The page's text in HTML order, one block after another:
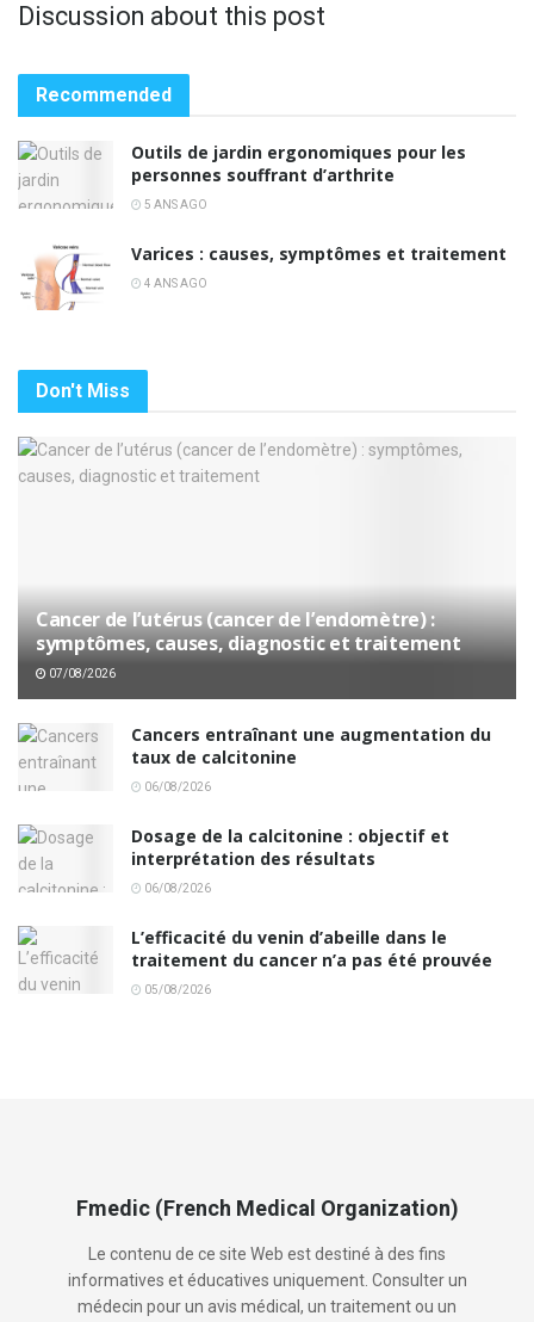
Discussion about this post
Recommended
Outils de jardin ergonomiques pour les
personnes souffrant d’arthrite
5 ANS AGO
Varices : causes, symptômes et traitement
4 ANS AGO
Don't Miss
Cancer de l’utérus (cancer de l’endomètre) :
symptômes, causes, diagnostic et traitement
07/08/2026
Cancers entraînant une augmentation du
taux de calcitonine
06/08/2026
Dosage de la calcitonine : objectif et
interprétation des résultats
06/08/2026
L’efficacité du venin d’abeille dans le
traitement du cancer n’a pas été prouvée
05/08/2026
Fmedic (French Medical Organization)
Le contenu de ce site Web est destiné à des fins
informatives et éducatives uniquement. Consulter un
médecin pour un avis médical, un traitement ou un